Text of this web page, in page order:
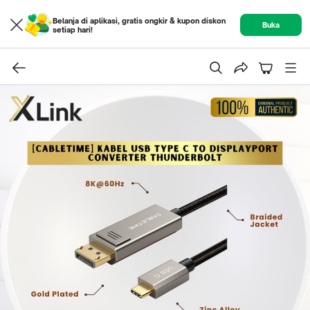
Belanja di aplikasi, gratis ongkir & kupon diskon
setiap hari!
Buka